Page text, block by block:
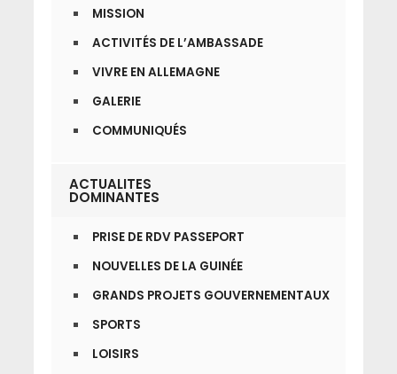
MISSION
ACTIVITÉS DE L’AMBASSADE
VIVRE EN ALLEMAGNE
GALERIE
COMMUNIQUÉS
ACTUALITES
DOMINANTES
PRISE DE RDV PASSEPORT
NOUVELLES DE LA GUINÉE
GRANDS PROJETS GOUVERNEMENTAUX
SPORTS
LOISIRS